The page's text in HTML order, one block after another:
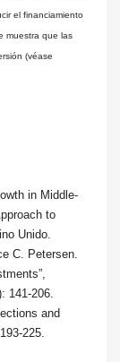
el financiamiento
muestra que las
(véase
in Middle-
to
Unido.
C. Petersen.
141-206.
and
225.